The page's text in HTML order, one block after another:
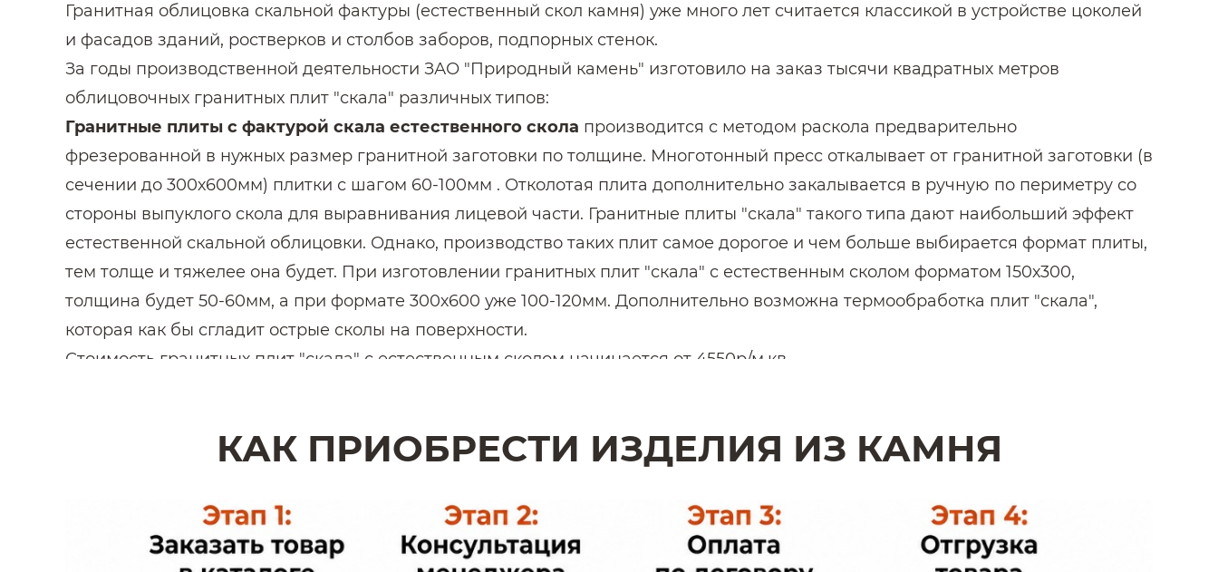
Гранитная облицовка скальной фактуры (естественный скол камня) уже много лет считается классикой в устройстве цоколей
и фасадов зданий, ростверков и столбов заборов, подпорных стенок.
За годы производственной деятельности ЗАО "Природный камень" изготовило на заказ тысячи квадратных метров
облицовочных гранитных плит "скала" различных типов:
Гранитные плиты с фактурой скала естественного скола производится с методом раскола предварительно
фрезерованной в нужных размер гранитной заготовки по толщине. Многотонный пресс откалывает от гранитной заготовки (в
сечении до 300х600мм) плитки с шагом 60-100мм . Отколотая плита дополнительно закалывается в ручную по периметру со
стороны выпуклого скола для выравнивания лицевой части. Гранитные плиты "скала" такого типа дают наибольший эффект
естественной скальной облицовки. Однако, производство таких плит самое дорогое и чем больше выбирается формат плиты,
тем толще и тяжелее она будет. При изготовлении гранитных плит "скала" с естественным сколом форматом 150х300,
толщина будет 50-60мм, а при формате 300х600 уже 100-120мм. Дополнительно возможна термообработка плит "скала",
которая как бы сгладит острые сколы на поверхности.
Стоимость гранитных плит "скала" с естественным сколом начинается от 4550р/м.кв.
образом, естественный скол доходит до 60-80мм в плоскость плиты, остальная же поверхность пиленая и ровная.
пилено-заколотыми гранитными плитами "скала" визуально и физически легче чем массивная облицовка плитами "скала" с
естественным сколом.
Цена на гранитные плиты "скала" такого типа начинается от 5400р/м.кв.
КАК ПРИОБРЕСТИ ИЗДЕЛИЯ ИЗ КАМНЯ